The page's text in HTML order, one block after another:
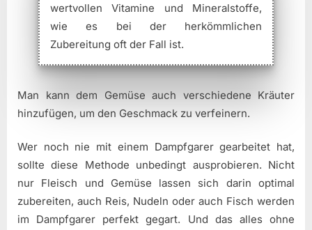
wertvollen Vitamine und Mineralstoffe,
wie es bei der herkömmlichen
Zubereitung oft der Fall ist.
Man kann dem Gemüse auch verschiedene Kräuter
hinzufügen, um den Geschmack zu verfeinern.
Wer noch nie mit einem Dampfgarer gearbeitet hat,
sollte diese Methode unbedingt ausprobieren. Nicht
nur Fleisch und Gemüse lassen sich darin optimal
zubereiten, auch Reis, Nudeln oder auch Fisch werden
im Dampfgarer perfekt gegart. Und das alles ohne